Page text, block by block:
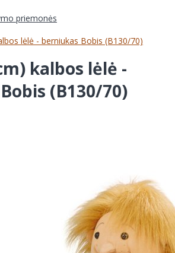
priemonės
lėlė - berniukas Bobis (B130/70)
kalbos lėlė -
(B130/70)